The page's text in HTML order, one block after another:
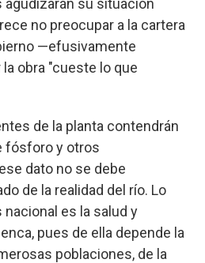
su situación
no preocupar a la cartera
—efusivamente
obra "cueste lo que
de la planta contendrán
fósforo y otros
dato no se debe
de la realidad del río. Lo
es la salud y
pues de ella depende la
poblaciones, de la